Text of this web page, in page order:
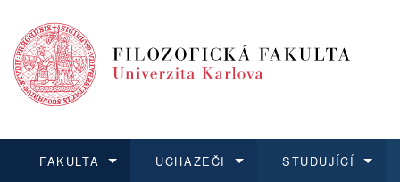
FAKULTA UCHAZEČI STUDUJÍCÍ